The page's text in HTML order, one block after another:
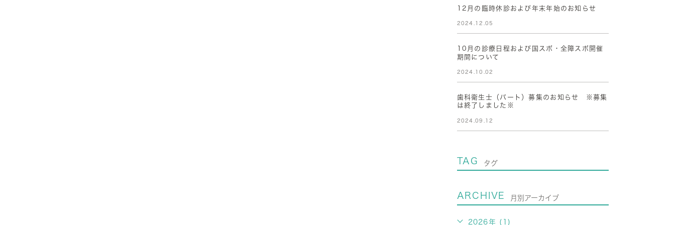
12月の臨時休診および年末年始のお知らせ
2024.12.05
10月の診療日程および国スポ・全障スポ開催
期間について
2024.10.02
歯科衛生士（パート）募集のお知らせ ※募集
は終了しました※
2024.09.12
TAG タグ
ARCHIVE 月別アーカイブ
2026年 (1)